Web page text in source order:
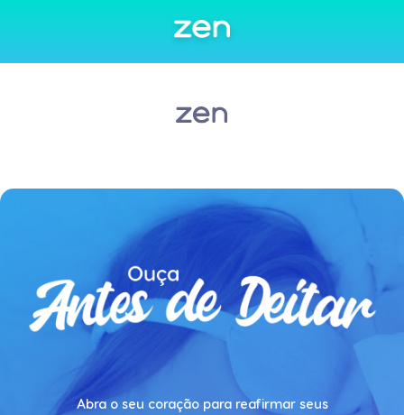
Abra o seu coração para reafirmar seus